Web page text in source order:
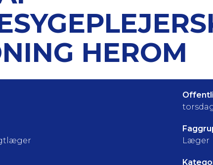
HEROM
Læger